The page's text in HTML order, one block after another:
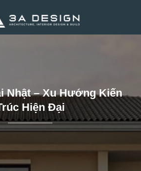
Nhật – Xu Hướng Kiến
Hiện Đại